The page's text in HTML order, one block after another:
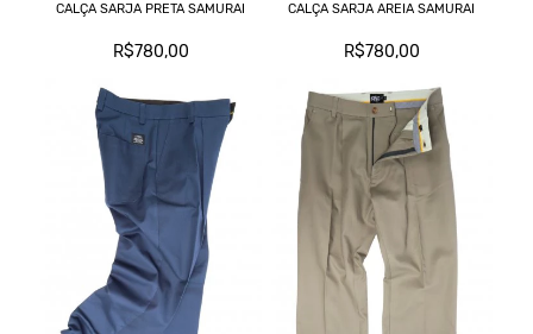
CALÇA SARJA PRETA SAMURAI
R$780,00
CALÇA SARJA AREIA SAMURAI
R$780,00